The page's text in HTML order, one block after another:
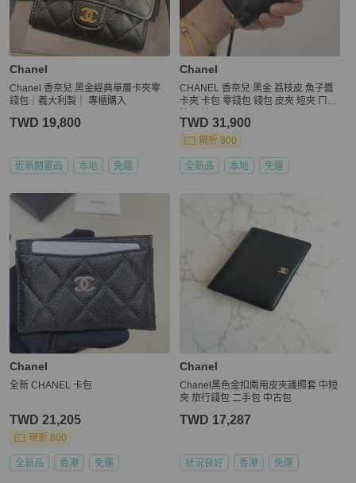
Chanel
Chanel 香奈兒 黑金經典單層卡夾零
錢包｜義大利製｜ 專櫃購入
TWD 19,800
近新閒置品 本地 免運
Chanel
CHANEL 香奈兒 黑金 荔枝皮 魚子醬
卡夾 卡包 零錢包 錢包 皮夾 短夾 ㄇ字
TWD 31,900
現折 800
全新品 本地 免運
Chanel
全新 CHANEL 卡包
TWD 21,205
現折 800
全新品 香港 免運
Chanel
Chanel黑色金扣兩用皮夾護照套 中短
夾 旅行錢包 二手包 中古包
TWD 17,287
狀況良好 香港 免運